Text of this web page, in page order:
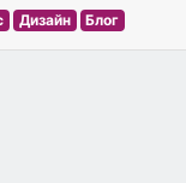
Дизайн Блог